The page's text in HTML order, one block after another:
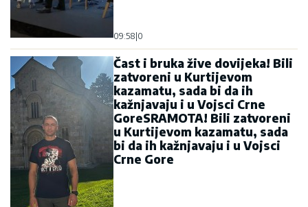
09:58|0
Čast i bruka žive dovijeka! Bili
zatvoreni u Kurtijevom
kazamatu, sada bi da ih
kažnjavaju i u Vojsci Crne
GoreSRAMOTA! Bili zatvoreni
u Kurtijevom kazamatu, sada
bi da ih kažnjavaju i u Vojsci
Crne Gore